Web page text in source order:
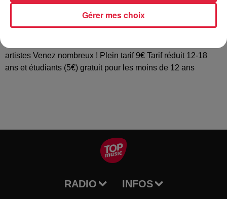
concert annuel le 20 janvier 2019, 15h00 à l'Illiade à Illkirch
Un voyage à travers les mythiques hôtels de La Vegas, à la
artistes Venez nombreux ! Plein tarif 9€ Tarif réduit 12-18
ans et étudiants (5€) gratuit pour les moins de 12 ans
RADIO INFOS
Gérer mes choix